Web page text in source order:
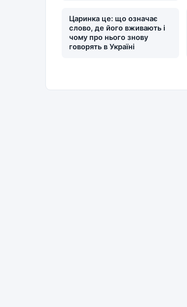
Царинка це: що означає
слово, де його вживають і
чому про нього знову
говорять в Україні